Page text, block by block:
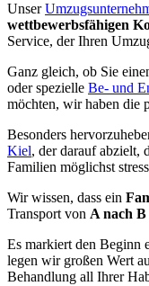
Unser
wettbewerbsfähigen
Service, der Ihren
Ganz gleich, ob Sie
oder spezielle Be- und
möchten, wir haben die
Besonders
Kiel, der darauf abzielt,
Familien möglichst
Wir wissen, dass ein
Transport von A nach B
Es markiert den Beginn
legen wir großen Wert
Behandlung all Ihrer